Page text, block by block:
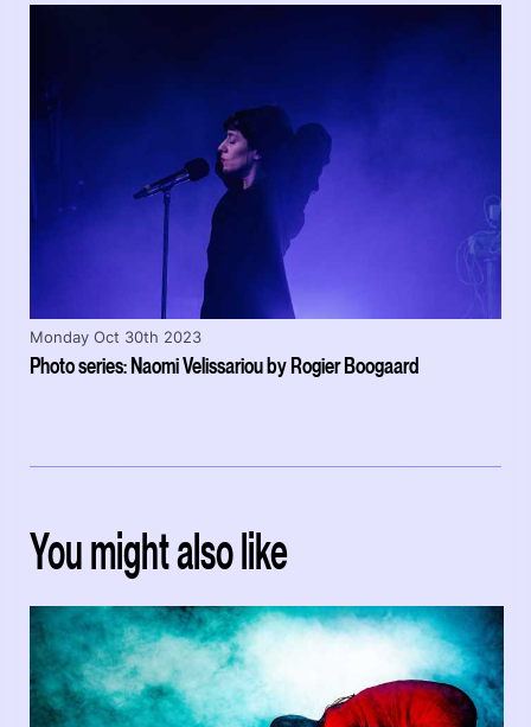
Photo series: Naomi Velissariou by Rogier Boogaard
Monday Oct 30th 2023
You might also like